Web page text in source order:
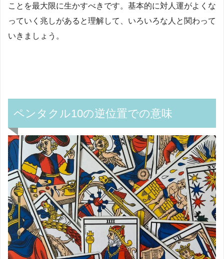
ことを最大限に生かすべきです。基本的に対人運がよくな
っていく兆しがあると理解して、いろいろな人と関わって
いきましょう。
ペンタクル10の逆位置での意味